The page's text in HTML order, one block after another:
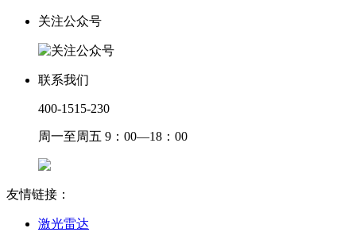
关注公众号
联系我们
400-1515-230
周一至周五 9：00—18：00
友情链接：
激光雷达